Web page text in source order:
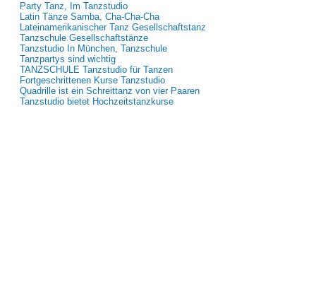
Party Tanz, Im Tanzstudio
Latin Tänze Samba, Cha-Cha-Cha
Lateinamerikanischer Tanz Gesellschaftstanz
Tanzschule Gesellschaftstänze
Tanzstudio In München, Tanzschule
Tanzpartys sind wichtig
TANZSCHULE Tanzstudio für Tanzen
Fortgeschrittenen Kurse Tanzstudio
Quadrille ist ein Schreittanz von vier Paaren
Tanzstudio bietet Hochzeitstanzkurse